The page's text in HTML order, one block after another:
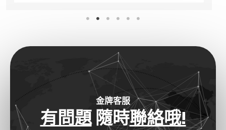
金牌客服
有問題隨時聯絡哦!